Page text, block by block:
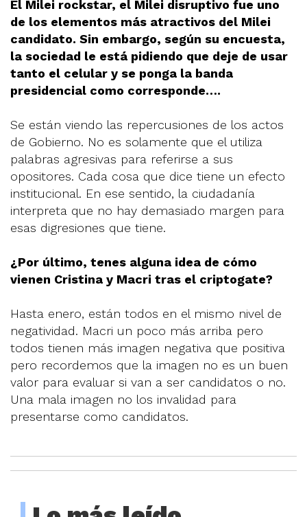
El Milei rockstar, el Milei disruptivo fue uno
de los elementos más atractivos del Milei
candidato. Sin embargo, según su encuesta,
la sociedad le está pidiendo que deje de usar
tanto el celular y se ponga la banda
presidencial como corresponde….
Se están viendo las repercusiones de los actos
de Gobierno. No es solamente que el utiliza
palabras agresivas para referirse a sus
opositores. Cada cosa que dice tiene un efecto
institucional. En ese sentido, la ciudadanía
interpreta que no hay demasiado margen para
esas digresiones que tiene.
¿Por último, tenes alguna idea de cómo
vienen Cristina y Macri tras el criptogate?
Hasta enero, están todos en el mismo nivel de
negatividad. Macri un poco más arriba pero
todos tienen más imagen negativa que positiva
pero recordemos que la imagen no es un buen
valor para evaluar si van a ser candidatos o no.
Una mala imagen no los invalidad para
presentarse como candidatos.